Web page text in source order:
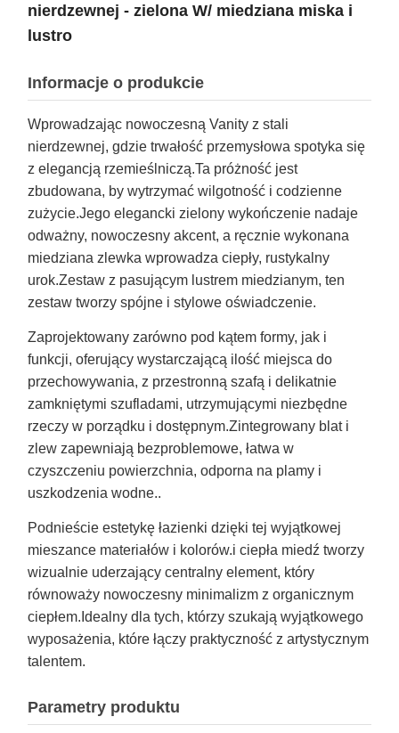
nierdzewnej - zielona W/ miedziana miska i
lustro
Informacje o produkcie
Wprowadzając nowoczesną Vanity z stali
nierdzewnej, gdzie trwałość przemysłowa spotyka się
z elegancją rzemieślniczą.Ta próżność jest
zbudowana, by wytrzymać wilgotność i codzienne
zużycie.Jego elegancki zielony wykończenie nadaje
odważny, nowoczesny akcent, a ręcznie wykonana
miedziana zlewka wprowadza ciepły, rustykalny
urok.Zestaw z pasującym lustrem miedzianym, ten
zestaw tworzy spójne i stylowe oświadczenie.
Zaprojektowany zarówno pod kątem formy, jak i
funkcji, oferujący wystarczającą ilość miejsca do
przechowywania, z przestronną szafą i delikatnie
zamkniętymi szufladami, utrzymującymi niezbędne
rzeczy w porządku i dostępnym.Zintegrowany blat i
zlew zapewniają bezproblemowe, łatwa w
czyszczeniu powierzchnia, odporna na plamy i
uszkodzenia wodne..
Podnieście estetykę łazienki dzięki tej wyjątkowej
mieszance materiałów i kolorów.i ciepła miedź tworzy
wizualnie uderzający centralny element, który
równoważy nowoczesny minimalizm z organicznym
ciepłem.Idealny dla tych, którzy szukają wyjątkowego
wyposażenia, które łączy praktyczność z artystycznym
talentem.
Parametry produktu